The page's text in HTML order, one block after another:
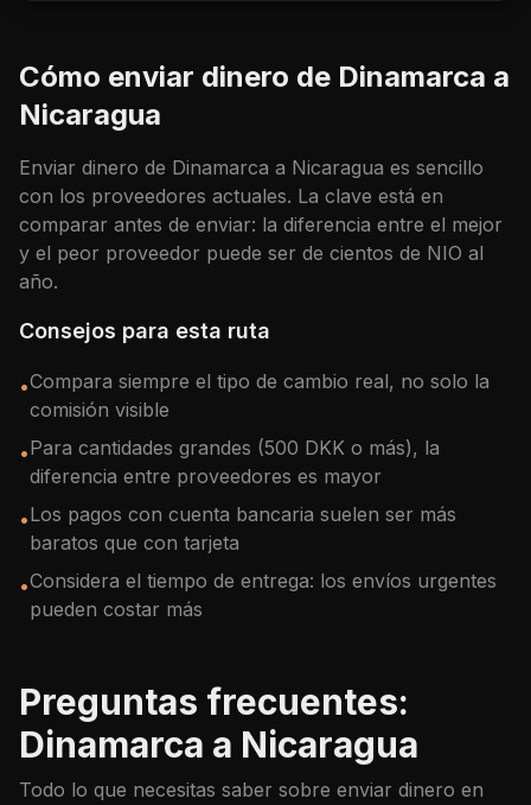
Cómo enviar dinero de Dinamarca a
Nicaragua
Enviar dinero de Dinamarca a Nicaragua es sencillo
con los proveedores actuales. La clave está en
comparar antes de enviar: la diferencia entre el mejor
y el peor proveedor puede ser de cientos de NIO al
año.
Consejos para esta ruta
•Compara siempre el tipo de cambio real, no solo la
comisión visible
•Para cantidades grandes (500 DKK o más), la
diferencia entre proveedores es mayor
•Los pagos con cuenta bancaria suelen ser más
baratos que con tarjeta
•Considera el tiempo de entrega: los envíos urgentes
pueden costar más
Preguntas frecuentes:
Dinamarca a Nicaragua
Todo lo que necesitas saber sobre enviar dinero en